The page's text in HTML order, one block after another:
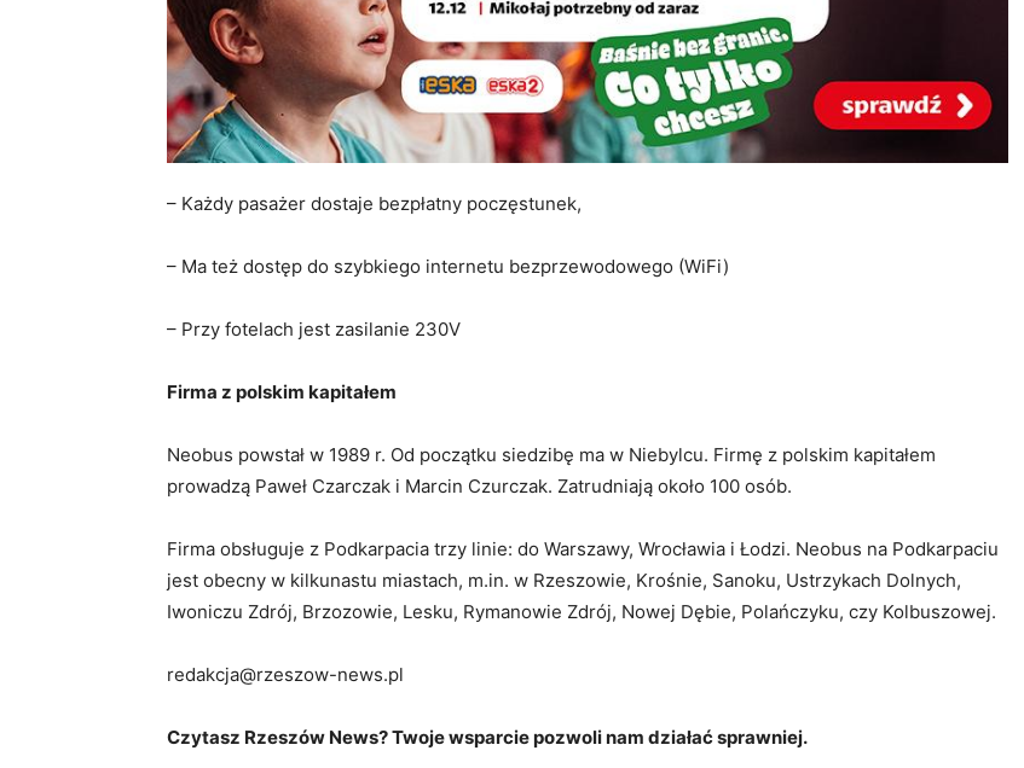
– Każdy pasażer dostaje bezpłatny poczęstunek,
– Ma też dostęp do szybkiego internetu bezprzewodowego (WiFi)
– Przy fotelach jest zasilanie 230V
Firma z polskim kapitałem
Neobus powstał w 1989 r. Od początku siedzibę ma w Niebylcu. Firmę z polskim kapitałem
prowadzą Paweł Czarczak i Marcin Czurczak. Zatrudniają około 100 osób.
Firma obsługuje z Podkarpacia trzy linie: do Warszawy, Wrocławia i Łodzi. Neobus na Podkarpaciu
jest obecny w kilkunastu miastach, m.in. w Rzeszowie, Krośnie, Sanoku, Ustrzykach Dolnych,
Iwoniczu Zdrój, Brzozowie, Lesku, Rymanowie Zdrój, Nowej Dębie, Polańczyku, czy Kolbuszowej.
redakcja@rzeszow-news.pl
Czytasz Rzeszów News? Twoje wsparcie pozwoli nam działać sprawniej.